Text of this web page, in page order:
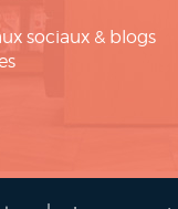
sociaux & blogs